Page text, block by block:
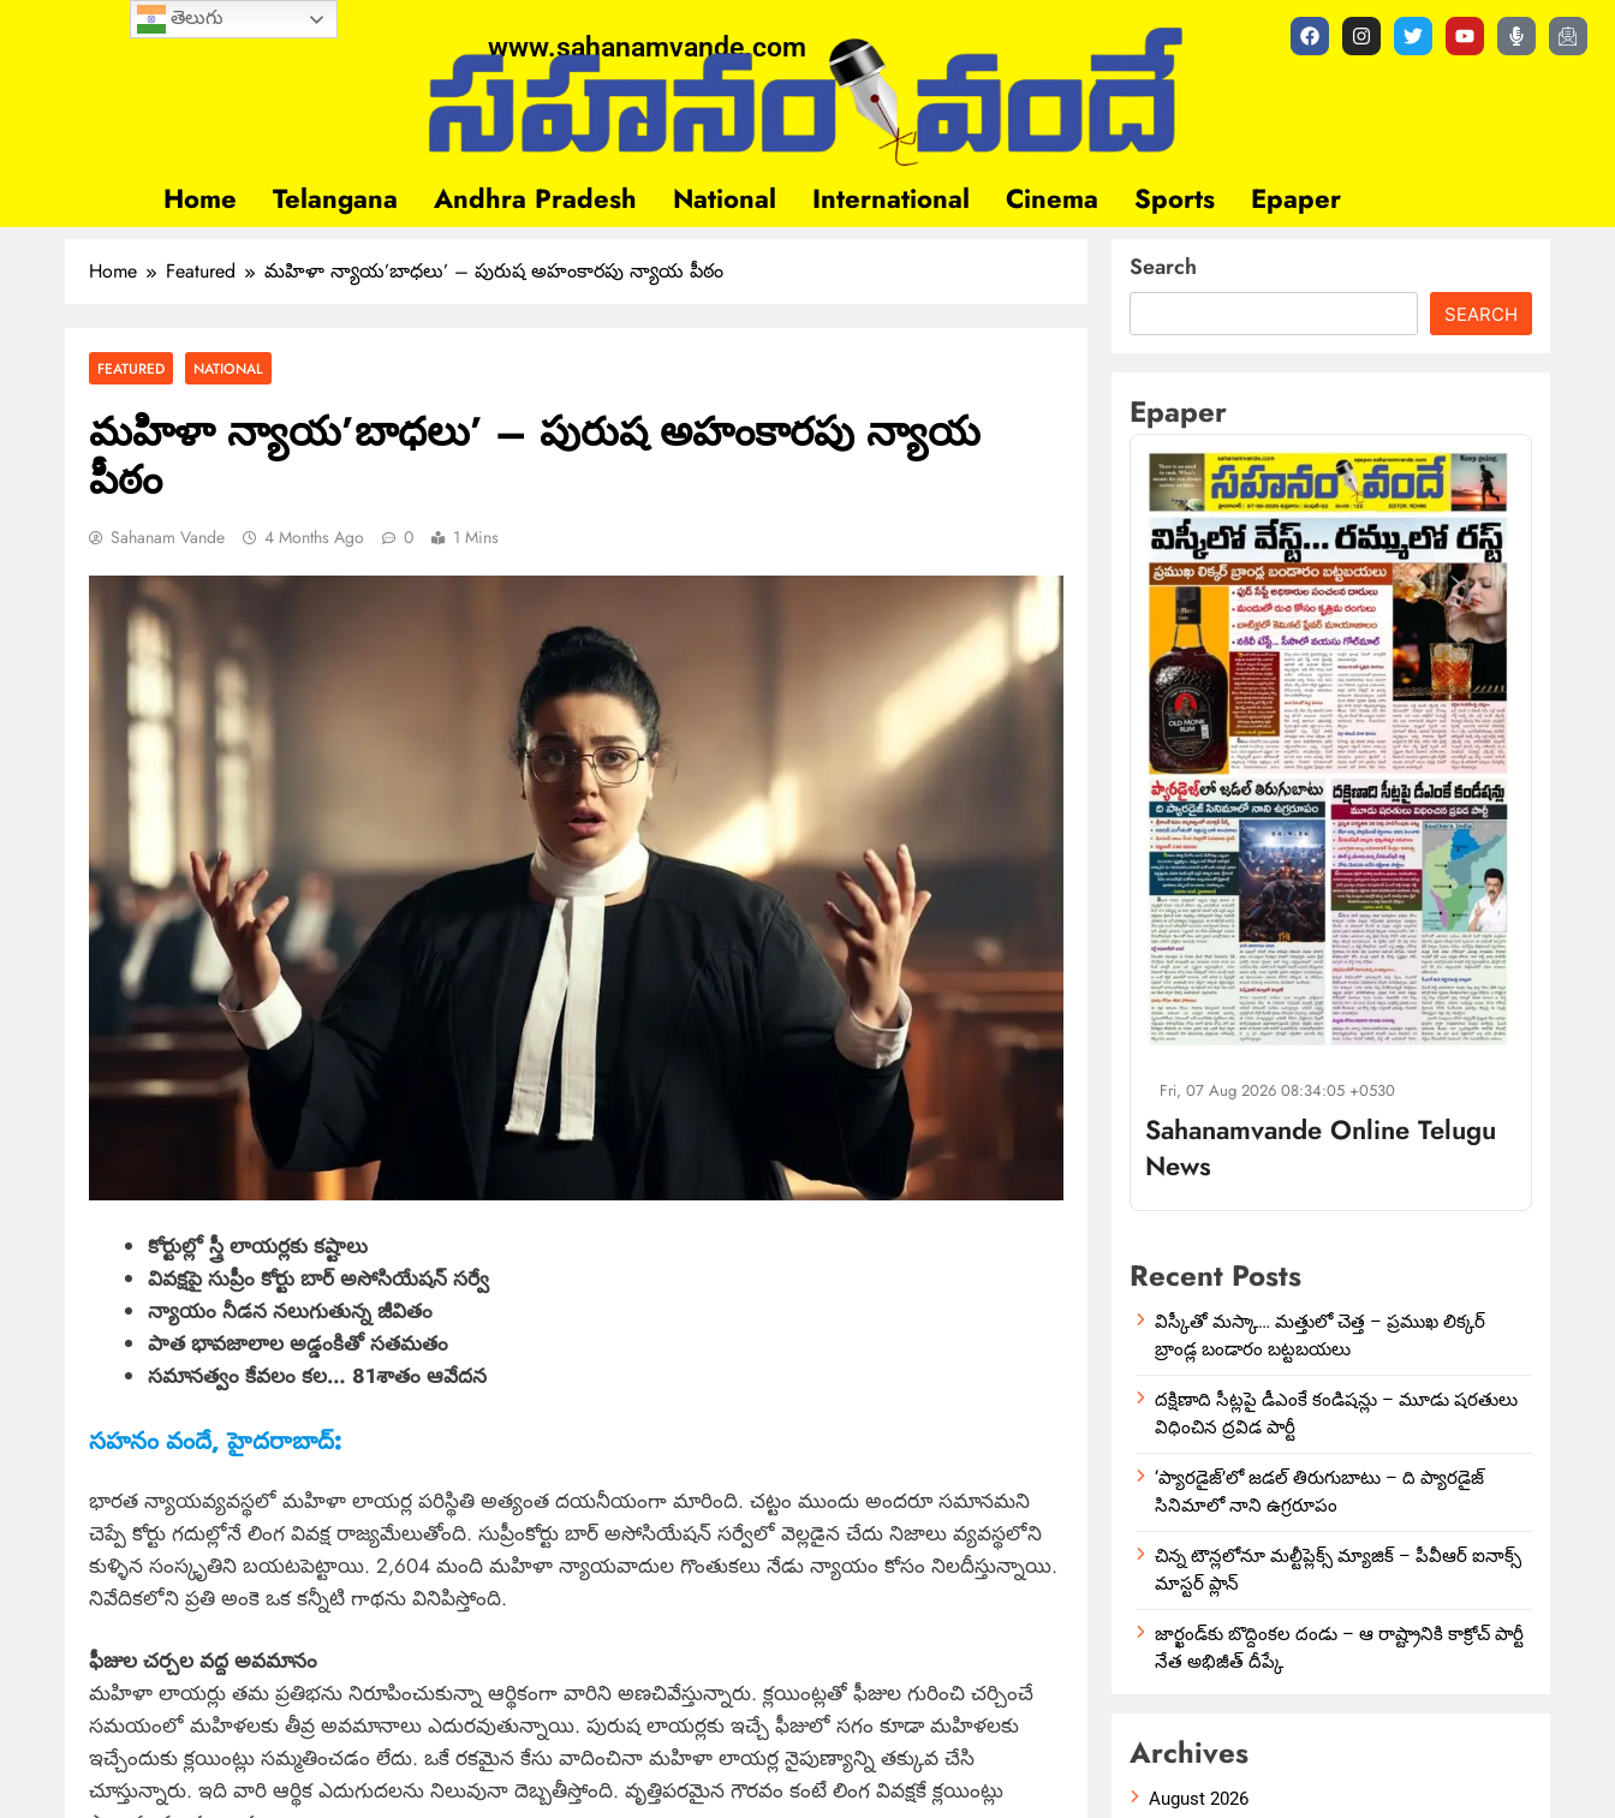
www.sahanamvande.com
Home Telangana Andhra Pradesh National International Cinema Sports Epaper
Home Featured మహిళా న్యాయ’బాధలు’ – పురుష అహంకారపు న్యాయ పీఠం
FEATURED NATIONAL
మహిళా న్యాయ’బాధలు’ – పురుష అహంకారపు న్యాయ
పీఠం
Sahanam Vande 4 Months Ago 0 1 Mins
కోర్టుల్లో స్త్రీ లాయర్లకు కష్టాలు
వివక్షపై సుప్రీం కోర్టు బార్ అసోసియేషన్ సర్వే
న్యాయం నీడన నలుగుతున్న జీవితం
పాత భావజాలాల అడ్డంకితో సతమతం
సమానత్వం కేవలం కల… 81శాతం ఆవేదన
సహనం వందే, హైదరాబాద్:
భారత న్యాయవ్యవస్థలో మహిళా లాయర్ల పరిస్థితి అత్యంత దయనీయంగా మారింది. చట్టం ముందు అందరూ సమానమని
చెప్పే కోర్టు గదుల్లోనే లింగ వివక్ష రాజ్యమేలుతోంది. సుప్రీంకోర్టు బార్ అసోసియేషన్ సర్వేలో వెల్లడైన చేదు నిజాలు వ్యవస్థలోని
కుళ్ళిన సంస్కృతిని బయటపెట్టాయి. 2,604 మంది మహిళా న్యాయవాదుల గొంతుకలు నేడు న్యాయం కోసం నిలదీస్తున్నాయి.
నివేదికలోని ప్రతి అంకె ఒక కన్నీటి గాథను వినిపిస్తోంది.
ఫీజుల చర్చల వద్ద అవమానం
మహిళా లాయర్లు తమ ప్రతిభను నిరూపించుకున్నా ఆర్థికంగా వారిని అణచివేస్తున్నారు. క్లయింట్లతో ఫీజుల గురించి చర్చించే
సమయంలో మహిళలకు తీవ్ర అవమానాలు ఎదురవుతున్నాయి. పురుష లాయర్లకు ఇచ్చే ఫీజులో సగం కూడా మహిళలకు
ఇచ్చేందుకు క్లయింట్లు సమ్మతించడం లేదు. ఒకే రకమైన కేసు వాదించినా మహిళా లాయర్ల నైపుణ్యాన్ని తక్కువ చేసి
చూస్తున్నారు. ఇది వారి ఆర్థిక ఎదుగుదలను నిలువునా దెబ్బతీస్తోంది. వృత్తిపరమైన గౌరవం కంటే లింగ వివక్షకే క్లయింట్లు
Search
SEARCH
Epaper
Fri, 07 Aug 2026 08:34:05 +0530
Sahanamvande Online Telugu
News
Recent Posts
విస్కీతో మస్కా… మత్తులో చెత్త – ప్రముఖ లిక్కర్
బ్రాండ్ల బండారం బట్టబయలు
దక్షిణాది సీట్లపై డీఎంకే కండిషన్లు – మూడు షరతులు
విధించిన ద్రవిడ పార్టీ
‘ప్యారడైజ్’లో జడల్ తిరుగుబాటు – ది ప్యారడైజ్
సినిమాలో నాని ఉగ్రరూపం
చిన్న టౌన్లలోనూ మల్టీప్లెక్స్‌ మ్యాజిక్ – పీవీఆర్ ఐనాక్స్
మాస్టర్ ప్లాన్
జార్ఖండ్‌కు బొద్దింకల దండు – ఆ రాష్ట్రానికి కాక్రోచ్ పార్టీ
నేత అభిజీత్ దీప్కే
Archives
August 2026
తెలుగు